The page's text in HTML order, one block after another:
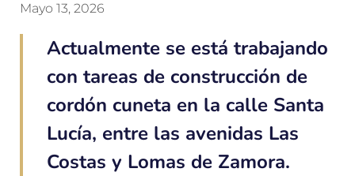
Mayo 13, 2026
Actualmente se está trabajando
con tareas de construcción de
cordón cuneta en la calle Santa
Lucía, entre las avenidas Las
Costas y Lomas de Zamora.